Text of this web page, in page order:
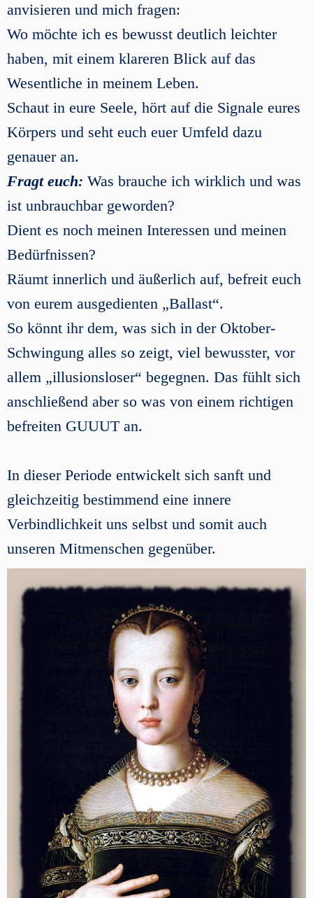
anvisieren und mich fragen:
Wo möchte ich es bewusst deutlich leichter
haben, mit einem klareren Blick auf das
Wesentliche in meinem Leben.
Schaut in eure Seele, hört auf die Signale eures
Körpers und seht euch euer Umfeld dazu
genauer an.
Fragt euch: Was brauche ich wirklich und was
ist unbrauchbar geworden?
Dient es noch meinen Interessen und meinen
Bedürfnissen?
Räumt innerlich und äußerlich auf, befreit euch
von eurem ausgedienten „Ballast“.
So könnt ihr dem, was sich in der Oktober-
Schwingung alles so zeigt, viel bewusster, vor
allem „illusionsloser“ begegnen. Das fühlt sich
anschließend aber so was von einem richtigen
befreiten GUUUT an.
In dieser Periode entwickelt sich sanft und
gleichzeitig bestimmend eine innere
Verbindlichkeit uns selbst und somit auch
unseren Mitmenschen gegenüber.